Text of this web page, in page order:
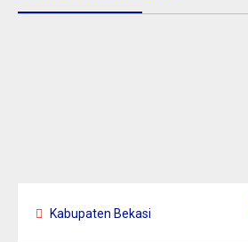
Kabupaten Bekasi